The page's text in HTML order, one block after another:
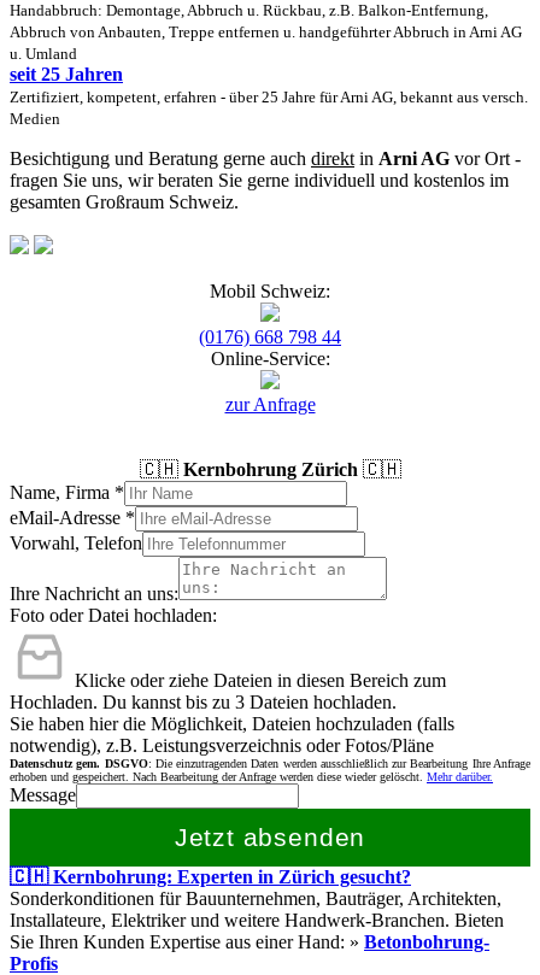
Handabbruch: Demontage, Abbruch u. Rückbau, z.B. Balkon-Entfernung,
Abbruch von Anbauten, Treppe entfernen u. handgeführter Abbruch in Arni AG
u. Umland
seit 25 Jahren
Zertifiziert, kompetent, erfahren - über 25 Jahre für Arni AG, bekannt aus versch.
Medien
Besichtigung und Beratung gerne auch direkt in Arni AG vor Ort -
fragen Sie uns, wir beraten Sie gerne individuell und kostenlos im
gesamten Großraum Schweiz.
Mobil Schweiz:
(0176) 668 798 44
Online-Service:
zur Anfrage
🇨🇭 Kernbohrung Zürich 🇨🇭
Name, Firma *
eMail-Adresse *
Vorwahl, Telefon
Ihre Nachricht an uns:
Foto oder Datei hochladen:
Klicke oder ziehe Dateien in diesen Bereich zum
Hochladen. Du kannst bis zu 3 Dateien hochladen.
Sie haben hier die Möglichkeit, Dateien hochzuladen (falls
notwendig), z.B. Leistungsverzeichnis oder Fotos/Pläne
Datenschutz gem. DSGVO: Die einzutragenden Daten werden ausschließlich zur Bearbeitung Ihre Anfrage
erhoben und gespeichert. Nach Bearbeitung der Anfrage werden diese wieder gelöscht. Mehr darüber.
Message
Jetzt absenden
🇨🇭 Kernbohrung: Experten in Zürich gesucht?
Sonderkonditionen für Bauunternehmen, Bauträger, Architekten,
Installateure, Elektriker und weitere Handwerk-Branchen. Bieten
Sie Ihren Kunden Expertise aus einer Hand: » Betonbohrung-
Profis